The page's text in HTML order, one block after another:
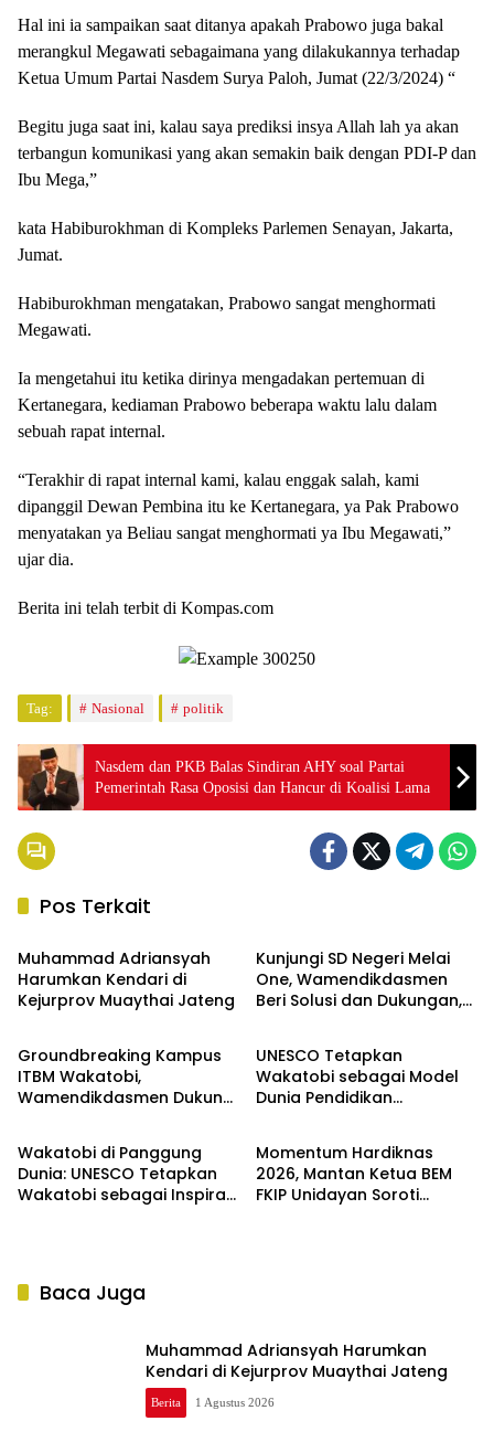
Hal ini ia sampaikan saat ditanya apakah Prabowo juga bakal
merangkul Megawati sebagaimana yang dilakukannya terhadap
Ketua Umum Partai Nasdem Surya Paloh, Jumat (22/3/2024) “
Begitu juga saat ini, kalau saya prediksi insya Allah lah ya akan
terbangun komunikasi yang akan semakin baik dengan PDI-P dan
Ibu Mega,”
kata Habiburokhman di Kompleks Parlemen Senayan, Jakarta,
Jumat.
Habiburokhman mengatakan, Prabowo sangat menghormati
Megawati.
Ia mengetahui itu ketika dirinya mengadakan pertemuan di
Kertanegara, kediaman Prabowo beberapa waktu lalu dalam
sebuah rapat internal.
“Terakhir di rapat internal kami, kalau enggak salah, kami
dipanggil Dewan Pembina itu ke Kertanegara, ya Pak Prabowo
menyatakan ya Beliau sangat menghormati ya Ibu Megawati,”
ujar dia.
Berita ini telah terbit di Kompas.com
Tag: Nasional politik
Nasdem dan PKB Balas Sindiran AHY soal Partai
Pemerintah Rasa Oposisi dan Hancur di Koalisi Lama
Pos Terkait
Berita
Muhammad Adriansyah
Harumkan Kendari di
Kejurprov Muaythai Jateng
Kunjungi SD Negeri Melai
One, Wamendikdasmen
Beri Solusi dan Dukungan,
Berita
Groundbreaking Kampus
ITBM Wakatobi,
Wamendikdasmen Dukung
Berita
UNESCO Tetapkan
Wakatobi sebagai Model
Dunia Pendidikan
Berita
Wakatobi di Panggung
Dunia: UNESCO Tetapkan
Wakatobi sebagai Inspirasi
Berita
Momentum Hardiknas
2026, Mantan Ketua BEM
FKIP Unidayan Soroti
Baca Juga
Muhammad Adriansyah Harumkan
Kendari di Kejurprov Muaythai Jateng
Berita 1 Agustus 2026